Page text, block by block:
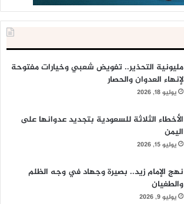
مليونية التحذير.. تفويض شعبي وخيارات مفتوحة
لإنهاء العدوان والحصار
يوليو 18, 2026
الأخطاء الثلاثة للسعودية بتجديد عدوانها على
اليمن
يوليو 15, 2026
نهج الإمام زيد.. بصيرة وجهاد في وجه الظلم
والطغيان
يوليو 9, 2026